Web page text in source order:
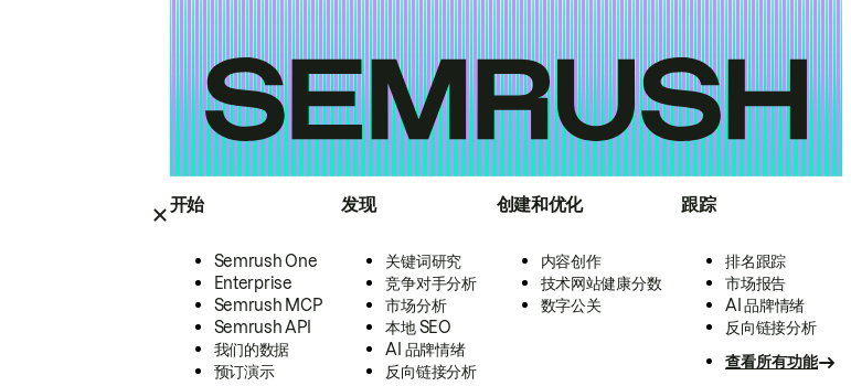
开始
Semrush One
Enterprise
Semrush MCP
Semrush API
我们的数据
预订演示
发现
关键词研究
竞争对手分析
市场分析
本地 SEO
AI 品牌情绪
反向链接分析
创建和优化
内容创作
技术网站健康分数
数字公关
跟踪
排名跟踪
市场报告
AI 品牌情绪
反向链接分析
查看所有功能